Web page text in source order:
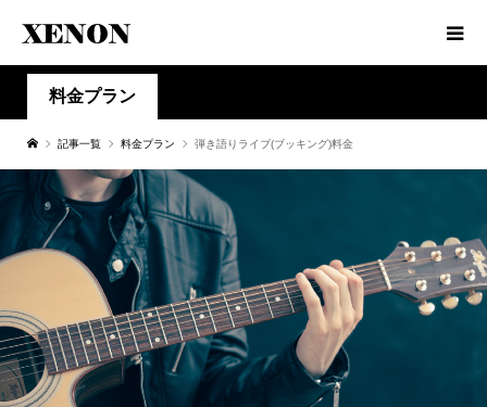
料金プラン
記事一覧 料金プラン 弾き語りライブ(ブッキング)料金